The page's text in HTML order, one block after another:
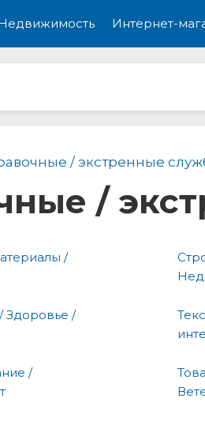
Интернет-
/ экстренные
/
/
Здоровье /
/